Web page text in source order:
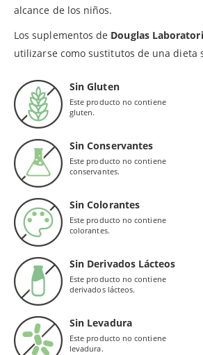
alcance de los niños.
Los suplementos de Douglas
utilizarse como sustitutos de una dieta
Sin Gluten
Este producto no contiene
gluten.
Sin Conservantes
Este producto no contiene
conservantes.
Sin Colorantes
Este producto no contiene
colorantes.
Sin Derivados Lácteos
Este producto no contiene
derivados lácteos.
Sin Levadura
Este producto no contiene
levadura.